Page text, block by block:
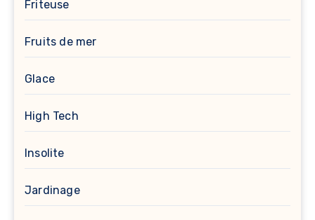
Friteuse
Fruits de mer
Glace
High Tech
Insolite
Jardinage